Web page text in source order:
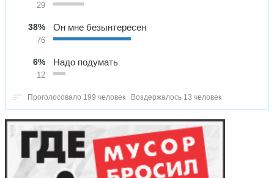
29
38%
76
Он мне безынтересен
6%
12
Надо подумать
Проголосовало 199 человек Воздержалось 13 человек